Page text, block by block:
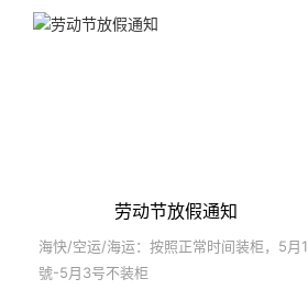
劳动节放假通知
海快/空运/海运：按照正常时间装柜，5月1
號-5月3号不装柜